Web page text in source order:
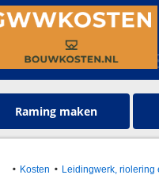
Raming maken
Kosten Leidingwerk, riolering